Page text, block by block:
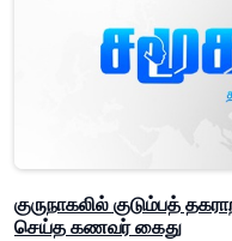
குருநாகலில் குடும்பத்
செய்த கணவர் கைது